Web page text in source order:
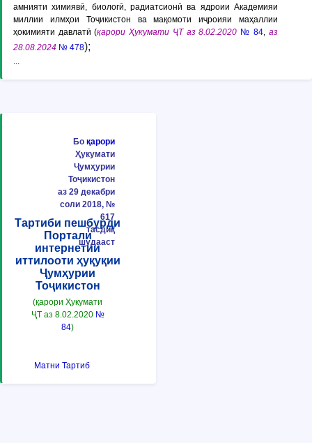
амнияти химиявӣ, биологӣ, радиатсионӣ ва ядроии Академияи
миллии илмҳои Тоҷикистон ва мақомоти иҷроияи маҳаллии
ҳокимияти давлатӣ (қарори Ҳукумати ҶТ аз 8.02.2020 № 84,аз
28.08.2024 № 478);
...
Бо қарори
Ҳукумати
Ҷумҳурии
Тоҷикистон
аз 29 декабри
соли 2018, №
617
тасдиқ
шудааст
Тартиби пешбурди
Портали
интернетии
иттилооти ҳуқуқии
Ҷумҳурии
Тоҷикистон
(қарори Ҳукумати
ҶТ аз 8.02.2020 №
84)
Матни Тартиб